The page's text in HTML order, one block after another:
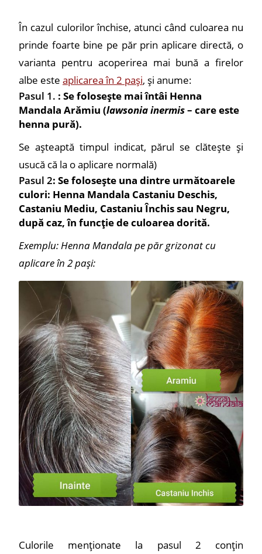
În cazul culorilor închise, atunci când culoarea nu
prinde foarte bine pe păr prin aplicare directă, o
varianta pentru acoperirea mai bună a firelor
albe este aplicarea în 2 pași, și anume:
Pasul 1. : Se folosește mai întâi Henna
Mandala Arămiu (lawsonia inermis– care este
henna pură).
Se așteaptă timpul indicat, părul se clătește și
usucă că la o aplicare normală)
Pasul 2: Se folosește una dintre următoarele
culori: Henna Mandala Castaniu Deschis,
Castaniu Mediu, Castaniu Închis sau Negru,
după caz, în funcție de culoarea dorită.
Exemplu: Henna Mandala pe păr grizonat cu
aplicare în 2 pași:
Culorile menționate la pasul 2 conțin